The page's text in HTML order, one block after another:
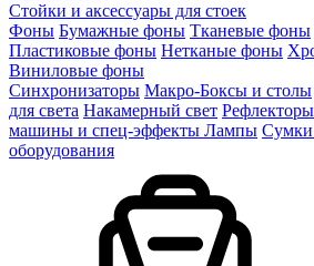
Стойки и аксессуары для стоек
Фоны Бумажные фоны Тканевые фоны
Пластиковые фоны Нетканые фоны
Виниловые фоны
Синхронизаторы Макро-Боксы и столы
для света Накамерный свет
машины и спец-эффекты Лампы Сумки
оборудования